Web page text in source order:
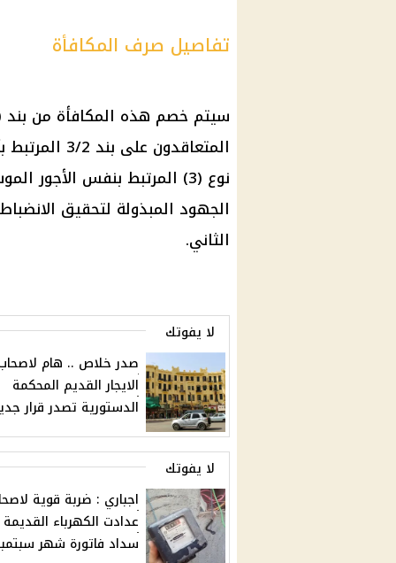
تفاصيل صرف المكافأة
نوع (3) المرتبط بنفس
الجهود المبذولة لتحقيق
الثاني.
لا يفوتك
صدر خلاص .. هام
الايجار القديم المحكمة
الدستورية تصدر قرار
لا يفوتك
اجباري : ضربة قوية
عدادت الكهرباء
سداد فاتورة شهر